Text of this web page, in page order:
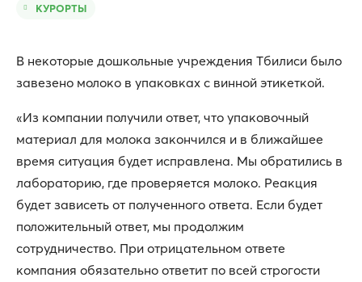
КУРОРТЫ
В некоторые дошкольные учреждения Тбилиси было
завезено молоко в упаковках с винной этикеткой.
«Из компании получили ответ, что упаковочный
материал для молока закончился и в ближайшее
время ситуация будет исправлена. Мы обратились в
лабораторию, где проверяется молоко. Реакция
будет зависеть от полученного ответа. Если будет
положительный ответ, мы продолжим
сотрудничество. При отрицательном ответе
компания обязательно ответит по всей строгости